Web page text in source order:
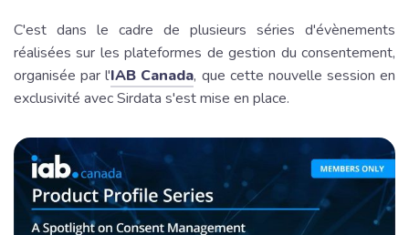
C'est dans le cadre de plusieurs séries d'évènements
réalisées sur les plateformes de gestion du consentement,
organisée par l'IAB Canada, que cette nouvelle session en
exclusivité avec Sirdata s'est mise en place.